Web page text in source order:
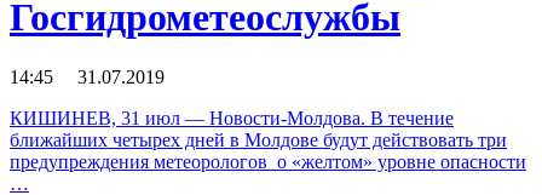
Госгидрометеослужбы
14:45 31.07.2019
КИШИНЕВ, 31 июл — Новости-Молдова. В течение
ближайших четырех дней в Молдове будут действовать три
предупреждения метеорологов о «желтом» уровне опасности
…